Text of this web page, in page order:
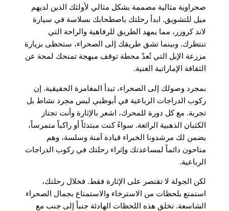
صحراوية مثالية مصممة بشكل مثالي لأولئك الذين لديهم
ميل للتشويق. ابدأ رحلتك باصطحابك بسلاسة في سيارة
لاند كروزر، مما يمهد الطريق للرفاهية والراحة التي
تنتظرك. وبينما تشق طريقك إلى الصحراء، ستحظى بزيارة
مزرعة الإبل التي تُعدّ محطة توقف مبهجة تمنحك لمحة عن
الثقافة الإماراتية الغنية.
بمجرد وصولك إلى الصحراء، تبدأ المغامرة الحقيقية. إن
ركوب الدراجات الرباعية في أبوظبي ليس مجرد نشاط بل
تجربة. مع كل دورة للمحرك، اشعر بالإثارة وأنت تجتاز
الكثبان الذهبية الرائعة. سواءً كنت مبتدئاً أو راكباً متمرساً،
يضمن لك مرشدونا الخبراء قيادة آمنة وسلسة، وهم
متاحون دائماً لمساعدتك وإثراء رحلتك في ركوب الدراجات
الرباعية.
لكن الجولة لا تقتصر على الإثارة فقط. فخلال رحلتك،
استمتع بلحظات من الاسترخاء والاستمتاع بجمال الصحراء
الشاسعة. تخلق هذه اللحظات الهادئة جنباً إلى جنب مع